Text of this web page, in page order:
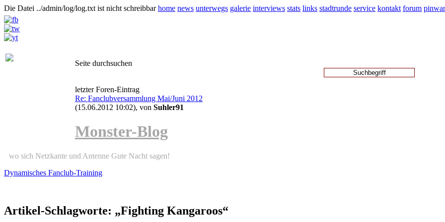
Die Datei ../admin/log/log.txt ist nicht schreibbarhome news unterwegs galerie interviews stats links stadtrunde service kontakt forum
Seite durchsuchen
letzter Foren-Eintrag
Re: Fanclubversammlung Mai/Juni 2012
(15.06.2012 10:02), von Suhler91
Monster-Blog
wo sich Netzkante und Antenne Gute Nacht sagen!
Dynamisches Fanclub-Training
Artikel-Schlagworte: „Fighting Kangaroos“